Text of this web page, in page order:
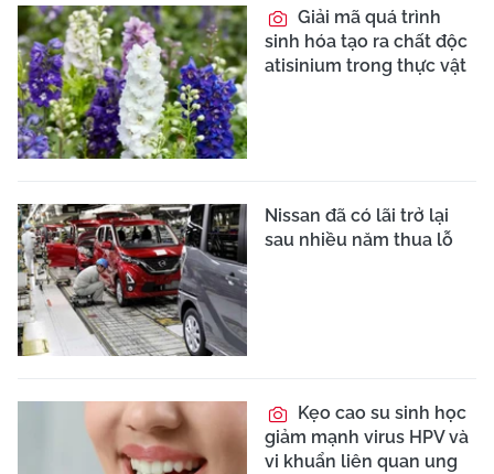
Giải mã quá trình
sinh hóa tạo ra chất độc
atisinium trong thực vật
Nissan đã có lãi trở lại
sau nhiều năm thua lỗ
Kẹo cao su sinh học
giảm mạnh virus HPV và
vi khuẩn liên quan ung